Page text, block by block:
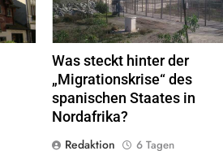
Was steckt hinter der
„Migrationskrise“ des
spanischen Staates in
Nordafrika?
Redaktion
6 Tagen